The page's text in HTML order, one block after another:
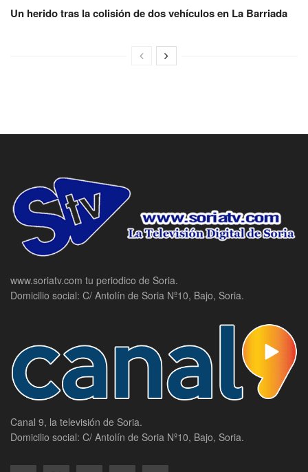
Un herido tras la colisión de dos vehículos en La Barriada
www.soriatv.com tu periodico de Soria.
Domicilio social: C/ Antolín de Soria Nº10, Bajo, Soria.
Canal 9, la televisión de Soria.
Domicilio social: C/ Antolín de Soria Nº10, Bajo, Soria.